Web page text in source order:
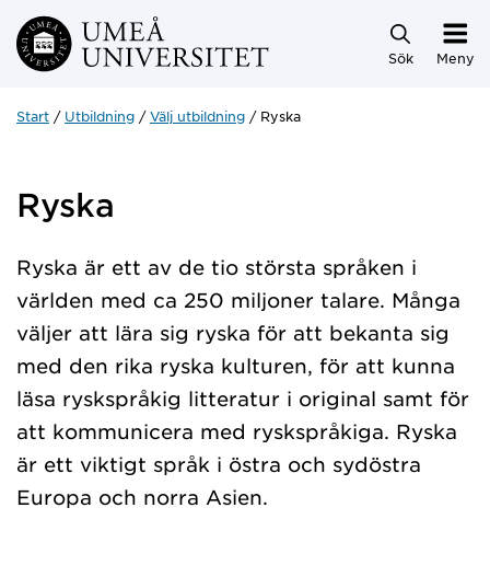
Hoppa direkt till innehållet
Sök Meny
Start Utbildning Välj utbildning Ryska
Ryska
Ryska är ett av de tio största språken i
världen med ca 250 miljoner talare. Många
väljer att lära sig ryska för att bekanta sig
med den rika ryska kulturen, för att kunna
läsa ryskspråkig litteratur i original samt för
att kommunicera med ryskspråkiga. Ryska
är ett viktigt språk i östra och sydöstra
Europa och norra Asien.